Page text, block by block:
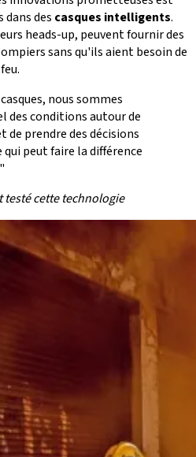
des casques intelligents.
heads-up, peuvent fournir des
sans qu'ils aient besoin de
nous sommes
des conditions autour de
de prendre des décisions
qui peut faire la différence
cette technologie